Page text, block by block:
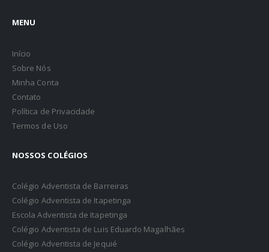
MENU
Início
Sobre Nós
Minha Conta
Contato
Política de Privacidade
Termos de Uso
NOSSOS COLÉGIOS
Colégio Adventista de Barreiras
Colégio Adventista de Itapetinga
Escola Adventista de Itapetinga
Colégio Adventista de Luis Eduardo Magalhães
Colégio Adventista de Jequié